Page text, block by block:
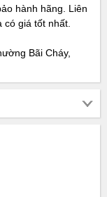
hành hãng. Liên
giá tốt nhất.
Bãi Cháy,